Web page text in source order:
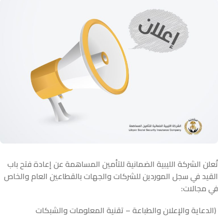
تُعلن الشركة الليبية الضمانية للتأمين المساهمةعن إعادة فتح باب
القيد في سجل الموردين للشركات والجهات بالقطاعين العام والخاص
في مجالات:
(الدعاية والإعلان والطباعة – تقنية المعلومات والشبكات